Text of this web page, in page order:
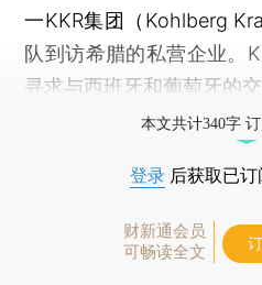
一KKR集团（Kohlberg
队到访希腊的私营企业。
寻求与西班牙和葡萄牙的交
本文共计340字
登录 后获取已
财新通会员
可畅读全文